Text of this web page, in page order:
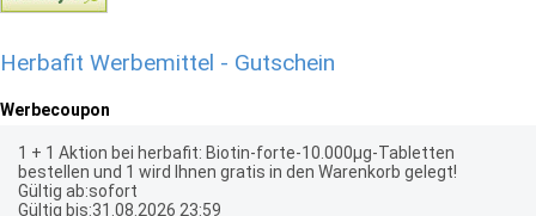
Herbafit Werbemittel - Gutschein
Werbecoupon
1 + 1 Aktion bei herbafit: Biotin-forte-10.000µg-Tabletten
bestellen und 1 wird Ihnen gratis in den Warenkorb gelegt!
Gültig ab:sofort
Gültig bis:31.08.2026 23:59